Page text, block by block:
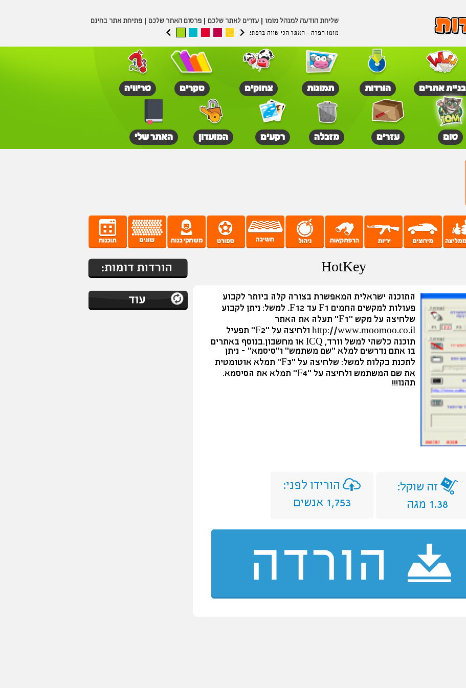
שליחת הודעה למנהל מומו עזרים לאתר שלכם פרסום האתר שלכם פתיחת אתר בחינם
מומו הפרה - האתר הכי שווה ברפת!
בניית אתרים הורדות תמונות צחוקים סקרים טריוויה
טום עזרים מזבלה רקעים המועדון האתר שלי
HotKey
התוכנה ישראלית המאפשרת בצורה קלה ביותר לקבוע
פעולות למקשים החמים F1 עד F12. למשל: ניתן לקבוע
שלחיצה על מקש "F1" תעלה את האתר
http://www.moomoo.co.il ולחיצה על "F2" תפעיל
תוכנה כלשהי למשל וורד, ICQ או מחשבון.בנוסף באתרים
בו אתם נדרשים למלא "שם משתמש" ו"סיסמא" - ניתן
לתכנת בקלות למשל: שלחיצה על "F3" תמלא אוטומטית
את שם המשתמש ולחיצה על "F4" תמלא את הסיסמא.
תהנו!!!
זה שוקל:
1.38 מגה
הורידו לפני:
1,753 אנשים